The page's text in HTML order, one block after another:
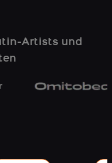
Artists und